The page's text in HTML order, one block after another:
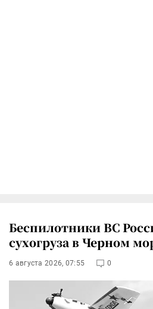
Беспилотники ВС
сухогруза в Черном
6 августа 2026, 07:55 0